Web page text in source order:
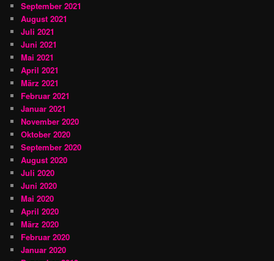
September 2021
August 2021
Juli 2021
Juni 2021
Mai 2021
April 2021
März 2021
Februar 2021
Januar 2021
November 2020
Oktober 2020
September 2020
August 2020
Juli 2020
Juni 2020
Mai 2020
April 2020
März 2020
Februar 2020
Januar 2020